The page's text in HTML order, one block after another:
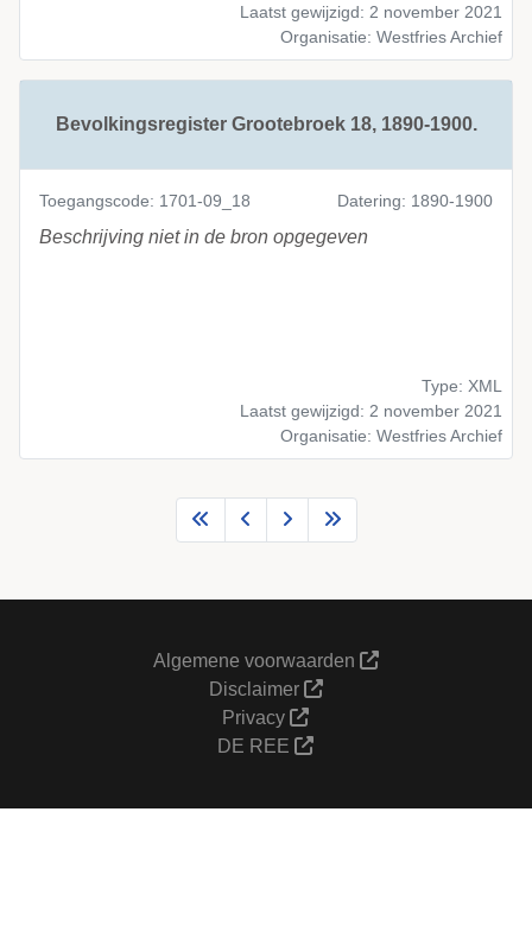
Laatst gewijzigd: 2 november 2021
Organisatie: Westfries Archief
Bevolkingsregister Grootebroek 18, 1890-1900.
Toegangscode: 1701-09_18 Datering: 1890-1900
Beschrijving niet in de bron opgegeven
Type: XML
Laatst gewijzigd: 2 november 2021
Organisatie: Westfries Archief
Algemene voorwaarden
Disclaimer
Privacy
DE REE